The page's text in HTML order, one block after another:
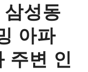
성동
아파
주변 인